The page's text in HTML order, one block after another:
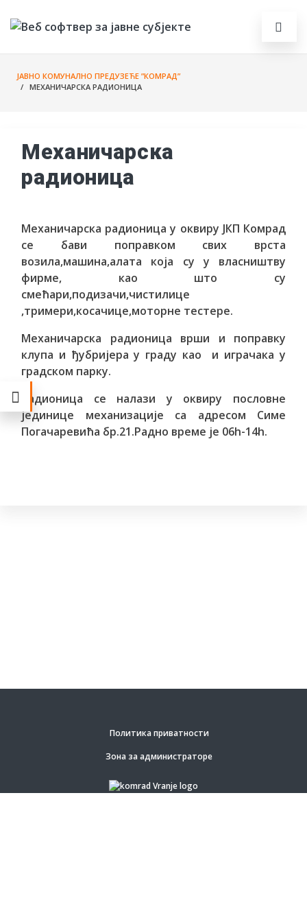
ЈАВНО КОМУНАЛНО ПРЕДУЗЕЋЕ ”КОМРАД”
/ МЕХАНИЧАРСКА РАДИОНИЦА
Механичарска
радионица
Механичарска радионица у оквиру ЈКП Комрад
се бави поправком свих врста
возила,машина,алата која су у власништву
фирме, као што су
смећари,подизачи,чистилице
,тримери,косачице,моторне тестере.
Механичарска радионица врши и поправку
клупа и ђубријера у граду као и играчака у
градском парку.
Радионица се налази у оквиру пословне
јединице механизације са адресом Симе
Погачаревића бр.21.Радно време је 06h-14h.
Политика приватности
Зона за администраторе